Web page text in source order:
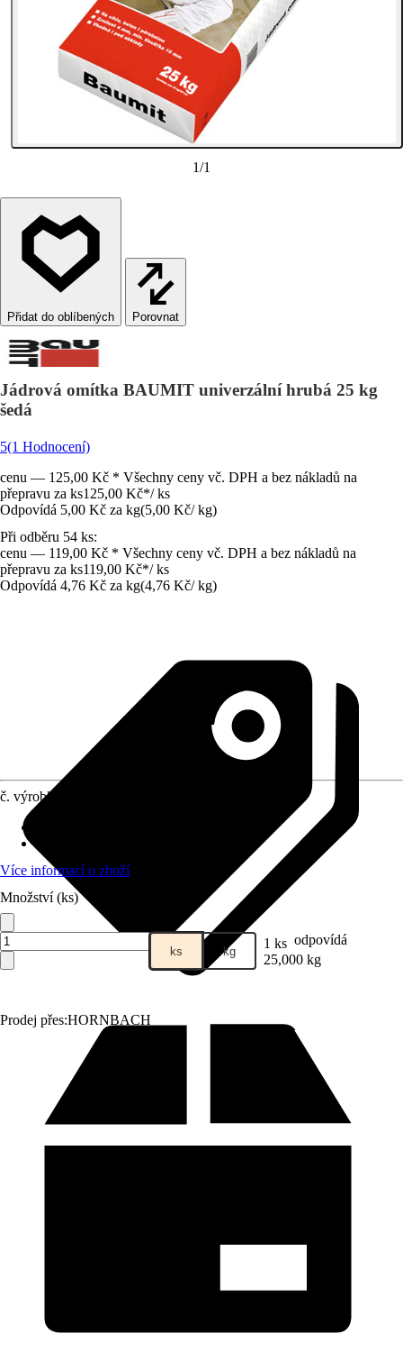
1/1
Porovnat
Jádrová omítka BAUMIT univerzální hrubá 25 kg
šedá
5(1 Hodnocení)
cenu — 125,00 Kč * Všechny ceny vč. DPH a bez nákladů na
přepravu za ks125,00 Kč*/ ks
Odpovídá 5,00 Kč za kg(5,00 Kč/ kg)
Při odběru 54 ks:
cenu — 119,00 Kč * Všechny ceny vč. DPH a bez nákladů na
přepravu za ks119,00 Kč*/ ks
Odpovídá 4,76 Kč za kg(4,76 Kč/ kg)
Prodej přes:HORNBACH
č. výrobku
Více informací o zboží
Množství (ks)
ks kg 1 ks odpovídá
25,000 kg